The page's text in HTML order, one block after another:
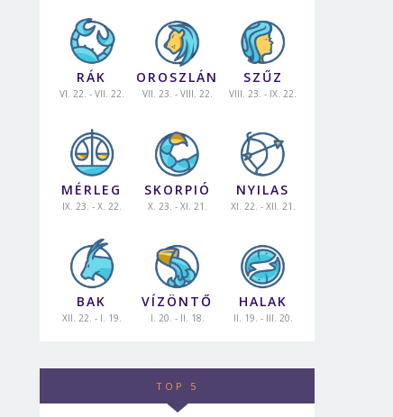
RÁK
VI. 22. - VII. 22.
OROSZLÁN
VII. 23. - VIII. 22.
SZŰZ
VIII. 23. - IX. 22.
MÉRLEG
IX. 23. - X. 22.
SKORPIÓ
X. 23. - XI. 21.
NYILAS
XI. 22. - XII. 21.
BAK
XII. 22. - I. 19.
VÍZÖNTŐ
I. 20. - II. 18.
HALAK
II. 19. - III. 20.
TOP 5